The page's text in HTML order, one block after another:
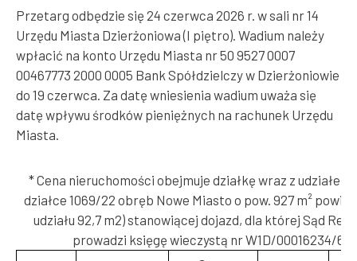
Przetarg odbędzie się 24 czerwca 2026 r. w sali nr 14
Urzędu Miasta Dzierżoniowa (I piętro). Wadium należy
wpłacić na konto Urzędu Miasta nr 50 9527 0007
00467773 2000 0005 Bank Spółdzielczy w Dzierżoniowie
do 19 czerwca. Za datę wniesienia wadium uważa się
datę wpływu środków pieniężnych na rachunek Urzędu
Miasta.
* Cena nieruchomości obejmuje działkę wraz z udziałem
działce 1069/22 obręb Nowe Miasto o pow. 927 m²
udziału 92,7 m2) stanowiącej dojazd, dla której Sąd
prowadzi księgę wieczystą nr W1D/00016234/6